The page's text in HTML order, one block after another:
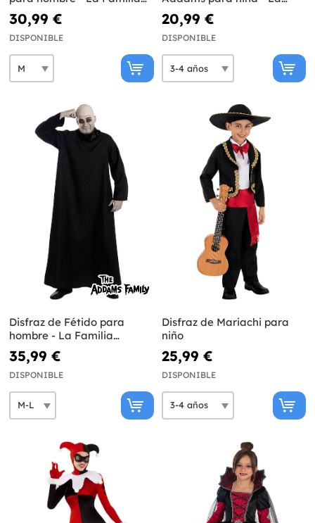
Addams
30,99 €
DISPONIBLE
Familia Addams
20,99 €
DISPONIBLE
Disfraz de Fétido para
hombre - La Familia
Addams
35,99 €
DISPONIBLE
Disfraz de Mariachi para
niño
25,99 €
DISPONIBLE